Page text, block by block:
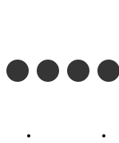
Profil Madu TV